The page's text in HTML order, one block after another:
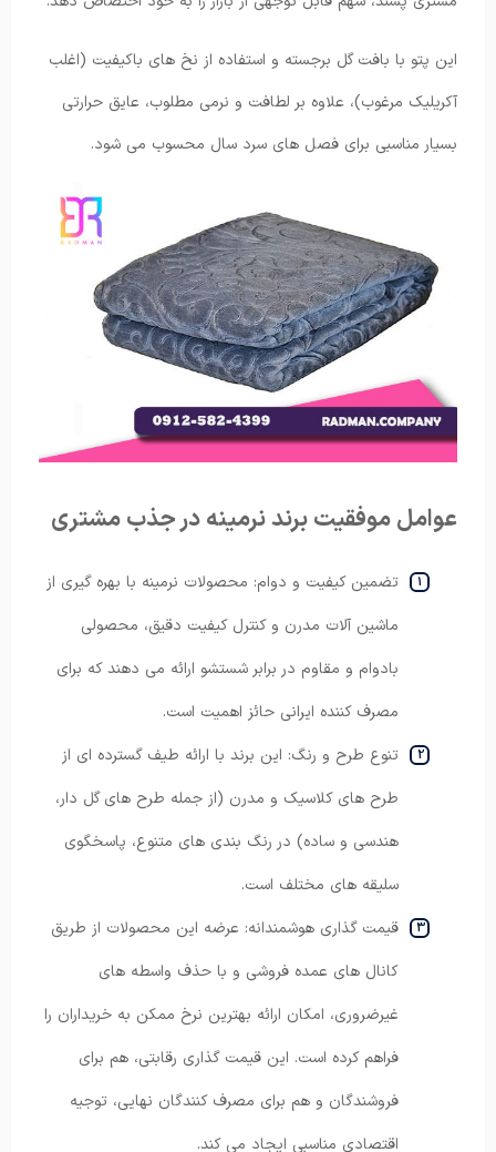
این پتو با بافت گل برجسته و استفاده از نخ های باکیفیت (اغلب
آکریلیک مرغوب)، علاوه بر لطافت و نرمی مطلوب، عایق حرارتی
بسیار مناسبی برای فصل های سرد سال محسوب می شود.
عوامل موفقیت برند نرمینه در جذب مشتری
تضمین کیفیت و دوام: محصولات نرمینه با بهره گیری از
ماشین آلات مدرن و کنترل کیفیت دقیق، محصولی
بادوام و مقاوم در برابر شستشو ارائه می دهند که برای
مصرف کننده ایرانی حائز اهمیت است.
تنوع طرح و رنگ: این برند با ارائه طیف گسترده ای از
طرح های کلاسیک و مدرن (از جمله طرح های گل دار،
هندسی و ساده) در رنگ بندی های متنوع، پاسخگوی
سلیقه های مختلف است.
قیمت گذاری هوشمندانه: عرضه این محصولات از طریق
کانال های عمده فروشی و با حذف واسطه های
غیرضروری، امکان ارائه بهترین نرخ ممکن به خریداران را
فراهم کرده است. این قیمت گذاری رقابتی، هم برای
فروشندگان و هم برای مصرف کنندگان نهایی، توجیه
اقتصادی مناسبی ایجاد می کند.